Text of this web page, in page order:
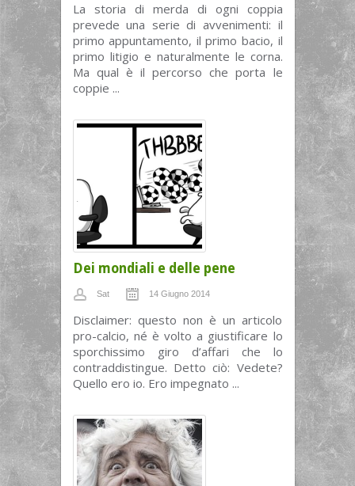
La storia di merda di ogni coppia
prevede una serie di avvenimenti: il
primo appuntamento, il primo bacio, il
primo litigio e naturalmente le corna.
Ma qual è il percorso che porta le
coppie ...
Dei mondiali e delle pene
Sat 14 Giugno 2014
Disclaimer: questo non è un articolo
pro-calcio, né è volto a giustificare lo
sporchissimo giro d’affari che lo
contraddistingue. Detto ciò: Vedete?
Quello ero io. Ero impegnato ...